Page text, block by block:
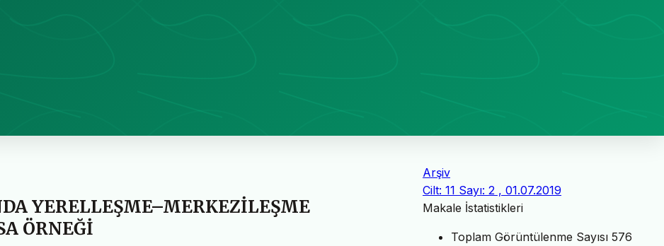
YERELLEŞME–MERKEZİLEŞME
ÖRNEĞİ
Arşiv
Cilt: 11 Sayı: 2 , 01.07.2019
Makale İstatistikleri
Toplam Görüntülenme Sayısı 576